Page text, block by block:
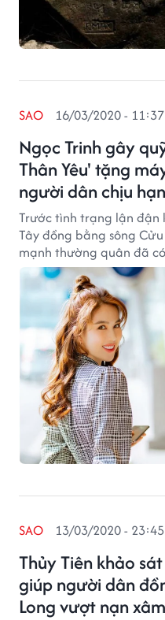
Ngọc Trinh gây
Thân Yêu' tặng
người dân chịu hạn
SAO 16/03/2020 - 11:37
Trước tình trạng lận đận
Tây đồng bằng sông
mạnh thường quân đã
chung tay cùng những
Thủy Tiên khảo
giúp người dân
Long vượt nạn
SAO 13/03/2020 - 23:45